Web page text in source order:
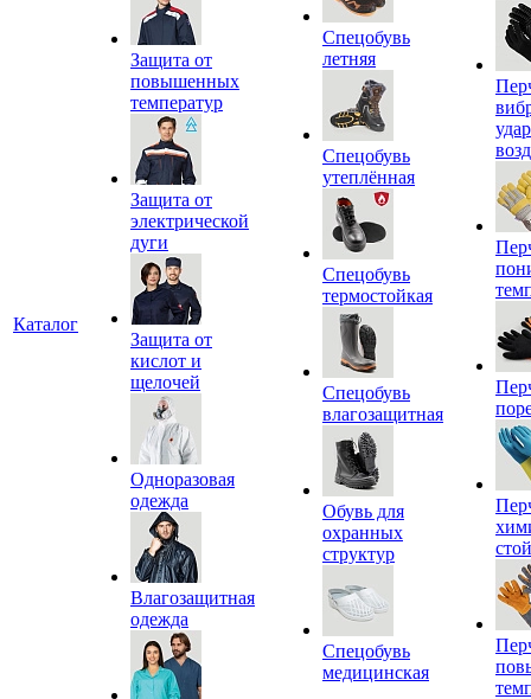
Каталог
Защита от
повышенных
температур
Защита от
электрической
дуги
Защита от
кислот и
щелочей
Одноразовая
одежда
Влагозащитная
одежда
Спецобувь
летняя
Спецобувь
утеплённая
Спецобувь
термостойкая
Спецобувь
влагозащитная
Обувь для
охранных
структур
Спецобувь
медицинская